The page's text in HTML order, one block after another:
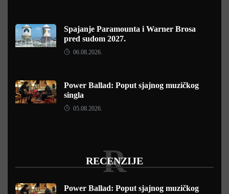
Spajanje Paramounta i Warner Brosa
pred sudom 2027.
06.08.2026.
Power Ballad: Poput sjajnog muzičkog
singla
05.08.2026.
RECENZIJE
R
Power Ballad: Poput sjajnog muzičkog